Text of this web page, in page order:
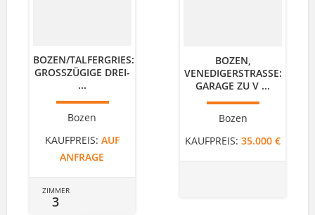
BOZEN/TALFERGRIES:
GROSSZÜGIGE DREI- .
..
Bozen
KAUFPREIS: AUF
ANFRAGE
ZIMMER
3
BOZEN,
VENEDIGERSTRASSE: G
ARAGE ZU V ...
Bozen
KAUFPREIS: 35.000 €